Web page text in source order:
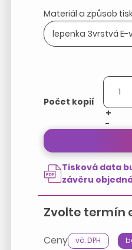
Materiál a způsob
Počet kopií
+
-
Tisková data
závěru
Zvolte termín
Ceny vč. DPH